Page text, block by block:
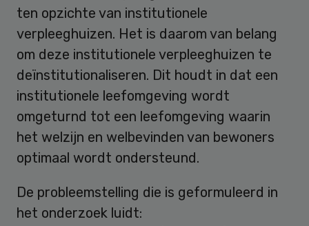
ten opzichte van institutionele
verpleeghuizen. Het is daarom van belang
om deze institutionele verpleeghuizen te
deïnstitutionaliseren. Dit houdt in dat een
institutionele leefomgeving wordt
omgeturnd tot een leefomgeving waarin
het welzijn en welbevinden van bewoners
optimaal wordt ondersteund.
De probleemstelling die is geformuleerd in
het onderzoek luidt: